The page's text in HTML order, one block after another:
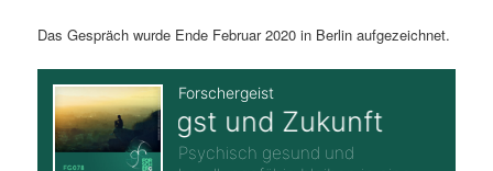
Das Gespräch wurde Ende Februar 2020 in Berlin aufgezeichnet.